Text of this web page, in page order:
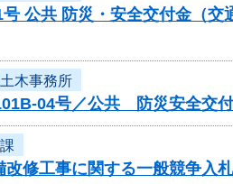
号 公共 防災・安全交付金（
木事務所
04号／公共 防災安全交
修工事に関する一般競争入